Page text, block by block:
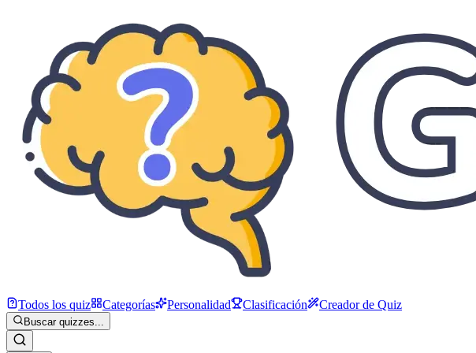
Todos los quiz Categorías Personalidad Clasificación Creador de Quiz
Buscar quizzes...